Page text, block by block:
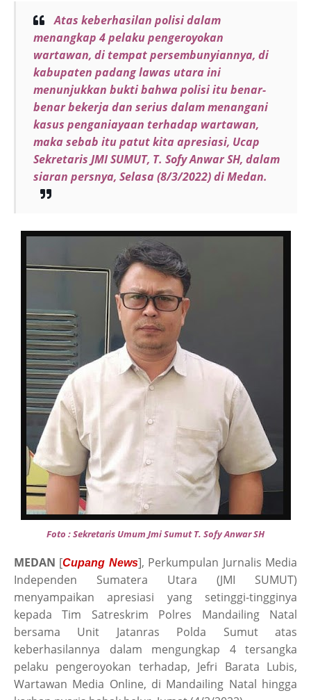
Atas keberhasilan polisi dalam
menangkap 4 pelaku pengeroyokan
wartawan, di tempat persembunyiannya, di
kabupaten padang lawas utara ini
menunjukkan bukti bahwa polisi itu benar-
benar bekerja dan serius dalam menangani
kasus penganiayaan terhadap wartawan,
maka sebab itu patut kita apresiasi, Ucap
Sekretaris JMI SUMUT, T. Sofy Anwar SH, dalam
siaran persnya, Selasa (8/3/2022) di Medan.
Foto : Sekretaris Umum Jmi Sumut T. Sofy Anwar SH
MEDAN [Cupang News], Perkumpulan Jurnalis Media
Independen Sumatera Utara (JMI SUMUT)
menyampaikan apresiasi yang setinggi-tingginya
kepada Tim Satreskrim Polres Mandailing Natal
bersama Unit Jatanras Polda Sumut atas
keberhasilannya dalam mengungkap 4 tersangka
pelaku pengeroyokan terhadap, Jefri Barata Lubis,
Wartawan Media Online, di Mandailing Natal hingga